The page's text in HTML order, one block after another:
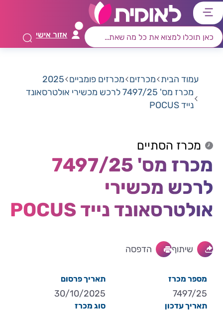
דלג
לתפריט
ראשי
דלג
לרכיב
חיפוש
דלג
לתוכן
מרכזי
דלג
לאזור
קישורים
אזור אישי
עמוד הבית מכרזים מכרזים פומביים 2025
מכרז מס' 7497/25 לרכש מכשירי אולטרסאונד
נייד POCUS
מכרז הסתיים
מכרז מס' 7497/25
לרכש מכשירי
אולטרסאונד נייד POCUS
שיתוף הדפסה
מספר מכרז
7497/25
תאריך פרסום
30/10/2025
תאריך עדכון סוג מכרז